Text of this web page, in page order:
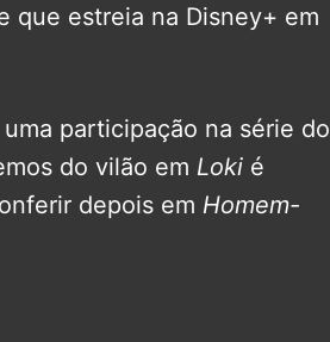
que estreia na Disney+ em
participação na série do
do vilão em Loki é
depois em Homem-